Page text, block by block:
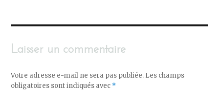
Laisser un commentaire
Votre adresse e-mail ne sera pas publiée. Les champs
obligatoires sont indiqués avec *